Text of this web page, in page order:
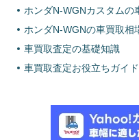
ホンダN-WGNカスタムの
ホンダN-WGNの車買取相
車買取査定の基礎知識
車買取査定お役立ちガイド